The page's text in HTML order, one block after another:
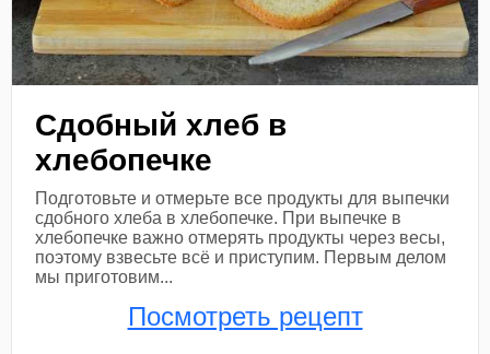
Сдобный хлеб в
хлебопечке
Подготовьте и отмерьте все продукты для выпечки
сдобного хлеба в хлебопечке. При выпечке в
хлебопечке важно отмерять продукты через весы,
поэтому взвесьте всё и приступим. Первым делом
мы приготовим...
Посмотреть рецепт